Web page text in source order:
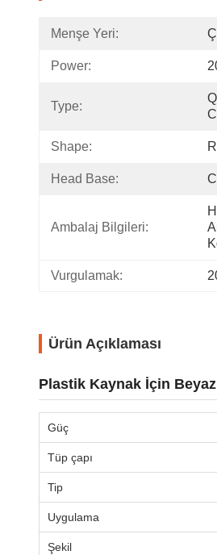
Menşe Yeri:
Power:
Type:
Shape:
Head Base:
Ambalaj Bilgileri:
Vurgulamak:
Ürün Açıklaması
Plastik Kaynak İçin Beyaz
Güç
Tüp çapı
Tip
Uygulama
Şekil